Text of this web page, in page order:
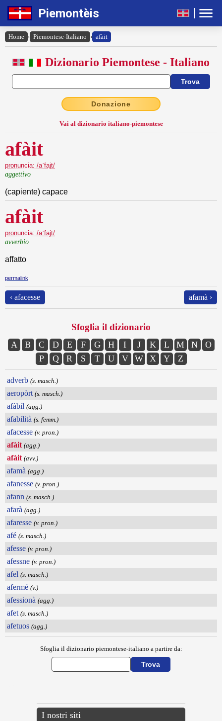
Piemontèis
Home › Piemontese-Italiano › afàit
Dizionario Piemontese - Italiano
Donazione
Vai al dizionario italiano-piemontese
afàit
pronuncia: /aˈfajt/
aggettivo
(capiente) capace
afàit
pronuncia: /aˈfajt/
avverbio
affatto
permalink
‹ afacesse afamà ›
Sfoglia il dizionario
A B C D E F G H I J K L M N
O
P
Q R S T U V W X Y Z
adverb (s. masch.)
aeropòrt (s. masch.)
afàbil (agg.)
afabilità (s. femm.)
afacesse (v. pron.)
afàit (agg.)
afàit (avv.)
afamà (agg.)
afanesse (v. pron.)
afann (s. masch.)
afarà (agg.)
afaresse (v. pron.)
afé (s. masch.)
afesse (v. pron.)
afessne (v. pron.)
afel (s. masch.)
afermé (v.)
afessionà (agg.)
afet (s. masch.)
afetuos (agg.)
Sfoglia il dizionario piemontese-italiano a partire da:
I nostri siti